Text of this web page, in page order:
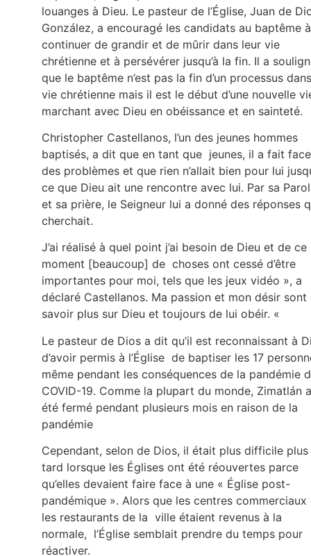
louanges à Dieu. Le pasteur de l’Église, Juan de
González, a encouragé les candidats au baptême à
continuer de grandir et de mûrir dans leur vie
chrétienne et à persévérer jusqu’à la fin. Il a
que le baptême n’est pas la fin d’un processus
vie chrétienne mais il est le début d’une nouvelle
marchant avec Dieu en obéissance et en sainteté.
Christopher Castellanos, l’un des jeunes hommes
baptisés, a dit que en tant que jeunes, il a fait
des problèmes et que rien n’allait bien pour lui
ce que Dieu ait une rencontre avec lui. Par sa
et sa prière, le Seigneur lui a donné des réponses
cherchait.
J’ai réalisé à quel point j’ai besoin de Dieu et de ce
moment [beaucoup] de choses ont cessé d’être
importantes pour moi, tels que les jeux vidéo », a
déclaré Castellanos. Ma passion et mon désir sont
savoir plus sur Dieu et toujours de lui obéir. «
Le pasteur de Dios a dit qu’il est reconnaissant à
d’avoir permis à l’Église de baptiser les 17
même pendant les conséquences de la pandémie
COVID-19. Comme la plupart du monde, Zimatlán a
été fermé pendant plusieurs mois en raison de la
pandémie
Cependant, selon de Dios, il était plus difficile plus
tard lorsque les Églises ont été réouvertes parce
qu’elles devaient faire face à une « Église post-
pandémique ». Alors que les centres commerciaux
les restaurants de la ville étaient revenus à la
normale, l’Église semblait prendre du temps pour
réactiver.